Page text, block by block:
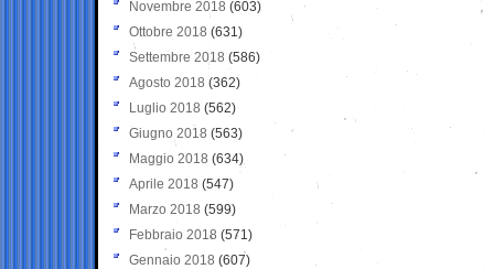
Novembre 2018 (603)
Ottobre 2018 (631)
Settembre 2018 (586)
Agosto 2018 (362)
Luglio 2018 (562)
Giugno 2018 (563)
Maggio 2018 (634)
Aprile 2018 (547)
Marzo 2018 (599)
Febbraio 2018 (571)
Gennaio 2018 (607)